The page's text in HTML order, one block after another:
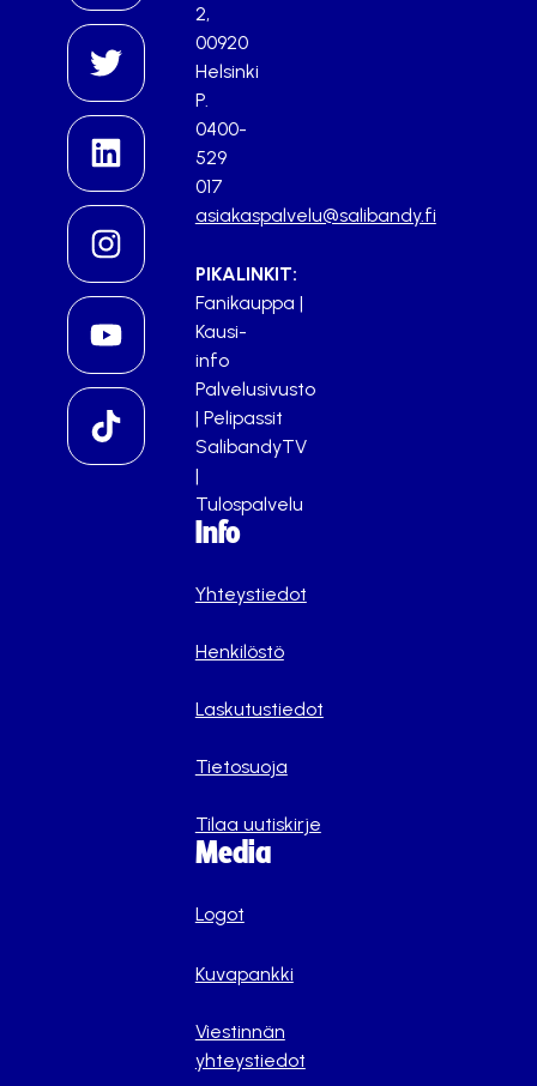
2,
00920
Helsinki
P.
0400-
529
017
asiakaspalvelu@salibandy.fi
PIKALINKIT:
Fanikauppa |
Kausi-
info
Palvelusivusto
| Pelipassit
SalibandyTV
|
Tulospalvelu
Info
Yhteystiedot
Henkilöstö
Laskutustiedot
Tietosuoja
Tilaa uutiskirje
Media
Logot
Kuvapankki
Viestinnän
yhteystiedot